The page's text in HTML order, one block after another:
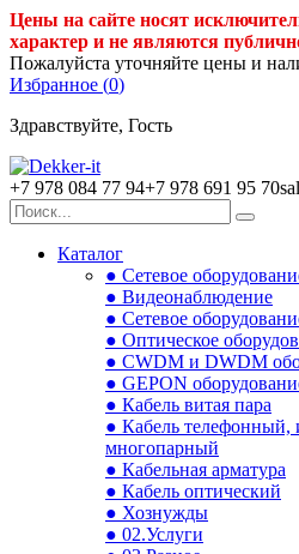
Цены на сайте носят
характер и не являются
Пожалуйста уточняйте цены и
Избранное (0)
Здравствуйте, Гость
+7 978 084 77 94+7 978 691 95 70
Каталог
● Сетевое
● Видеонаблюдение
● Сетевое
● Оптическое
● CWDM и DWDM
● GEPON
● Кабель витая пара
● Кабель телефонный,
многопарный
● Кабельная арматура
● Кабель оптический
● Хознужды
● 02.Услуги